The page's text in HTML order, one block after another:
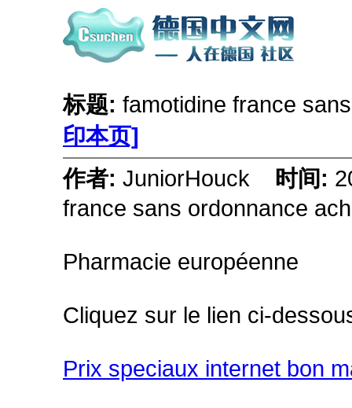
标题: famotidine france
印本页]
作者: JuniorHouck 时间:
france sans ordonnance
Pharmacie européenne
Cliquez sur le lien ci-
Prix speciaux internet bon